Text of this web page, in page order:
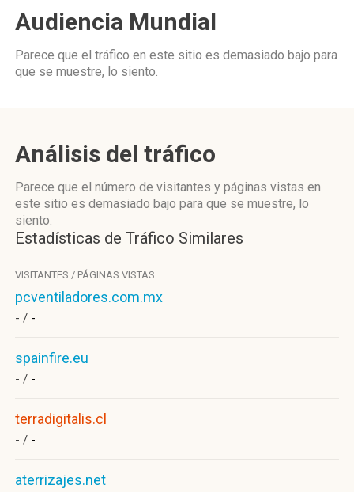
Audiencia Mundial
Parece que el tráfico en este sitio es demasiado bajo para
que se muestre, lo siento.
Análisis del tráfico
Parece que el número de visitantes y páginas vistas en
este sitio es demasiado bajo para que se muestre, lo
siento.
Estadísticas de Tráfico Similares
VISITANTES / PÁGINAS VISTAS
pcventiladores.com.mx
- / -
spainfire.eu
- / -
terradigitalis.cl
- / -
aterrizajes.net